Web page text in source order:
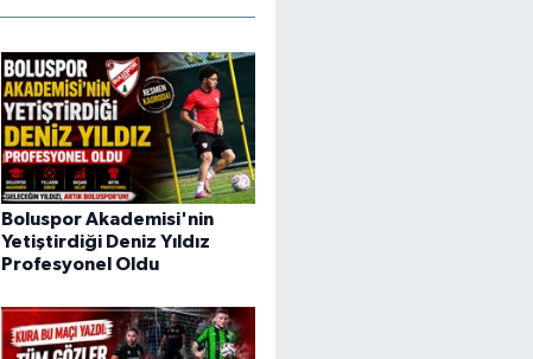
Boluspor Akademisi'nin
Yetiştirdiği Deniz Yıldız
Profesyonel Oldu